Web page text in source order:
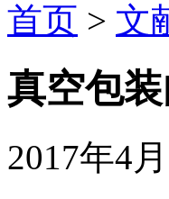
首页 > 文
真空包
2017年4